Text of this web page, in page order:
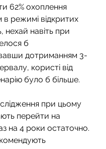
62% охоплення
в режимі відкритих
нехай навіть при
б
дотриманням 3-
користі від
було б більше.
при цьому
перейти на
на 4 роки остаточно.